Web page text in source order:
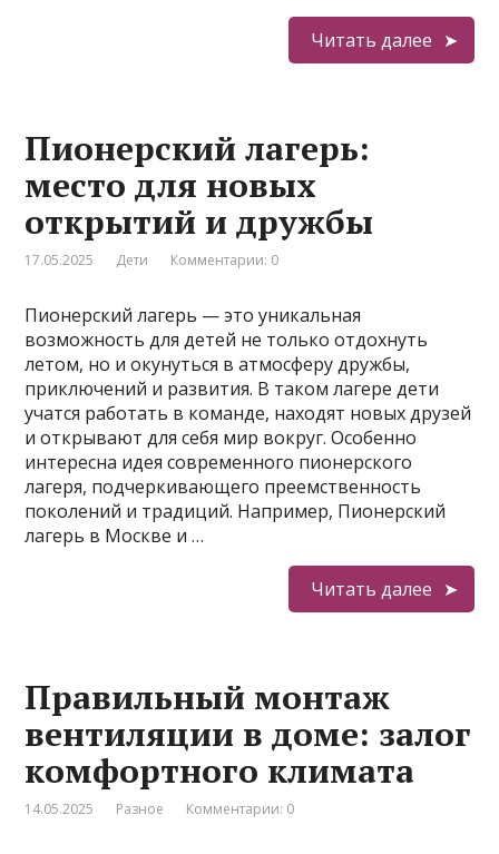
Читать далее
Пионерский лагерь:
место для новых
открытий и дружбы
17.05.2025 Дети Комментарии: 0
Пионерский лагерь — это уникальная
возможность для детей не только отдохнуть
летом, но и окунуться в атмосферу дружбы,
приключений и развития. В таком лагере дети
учатся работать в команде, находят новых друзей
и открывают для себя мир вокруг. Особенно
интересна идея современного пионерского
лагеря, подчеркивающего преемственность
поколений и традиций. Например, Пионерский
лагерь в Москве и …
Читать далее
Правильный монтаж
вентиляции в доме: залог
комфортного климата
14.05.2025 Разное Комментарии: 0